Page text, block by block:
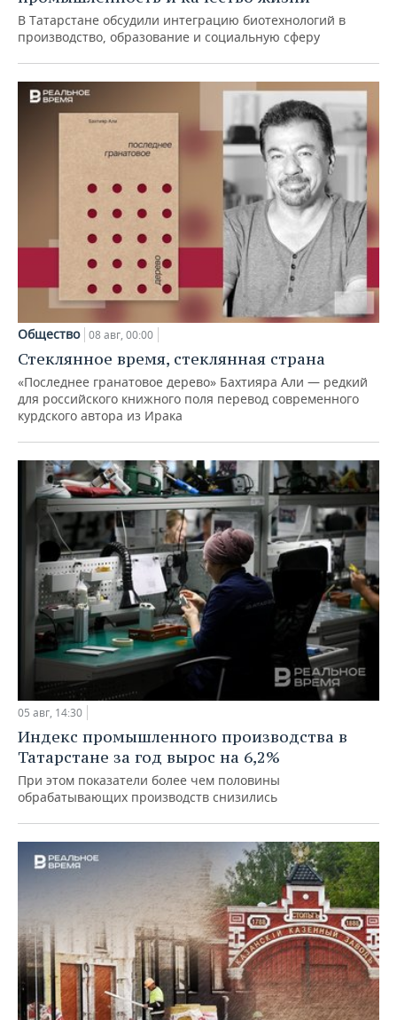
В Татарстане обсудили интеграцию биотехнологий в
производство, образование и социальную сферу
Общество 08 авг, 00:00
Стеклянное время, стеклянная страна
«Последнее гранатовое дерево» Бахтияра Али — редкий
для российского книжного поля перевод современного
курдского автора из Ирака
05 авг, 14:30
Индекс промышленного производства в
Татарстане за год вырос на 6,2%
При этом показатели более чем половины
обрабатывающих производств снизились